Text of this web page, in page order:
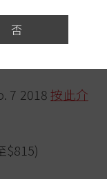
否
7 2018按此介
$815)